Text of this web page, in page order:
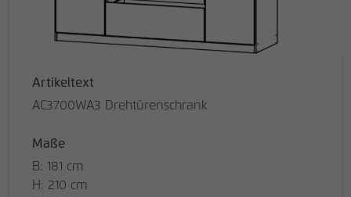
Artikeltext
AC3700WA3 Drehtürenschrank
Maße
B: 181 cm
H: 210 cm